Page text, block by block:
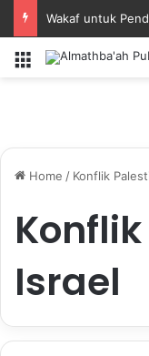
Menu
Home / Konflik
Israel